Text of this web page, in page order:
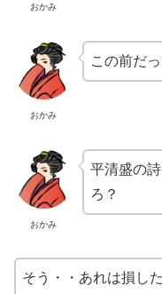
おかみ
おかみ
この前だ
おかみ
平清盛の
ろ？
そう・・あれは損し